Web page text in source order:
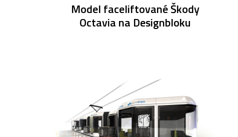
Model faceliftované Škody
Octavia na Designbloku